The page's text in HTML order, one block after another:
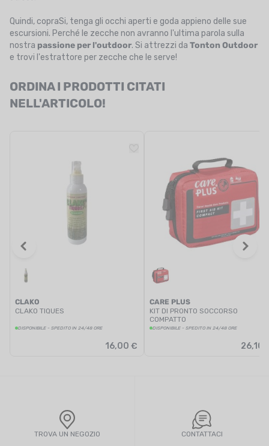
Quindi, copraSi, tenga gli occhi aperti e goda appieno delle sue
escursioni. Perché le zecche non avranno l'ultima parola sulla
nostra passione per l'outdoor. Si attrezzi da Tonton Outdoor
e trovi l'estrattore per zecche che le serve!
ORDINA I PRODOTTI CITATI
NELL'ARTICOLO!
CLAKO
CLAKO TIQUES
DISPONIBILE - SPEDITO IN 24/48 ORE
16,00 €
CARE PLUS
KIT DI PRONTO SOCCORSO
COMPATTO
DISPONIBILE - SPEDITO IN 24/48 ORE
26,10
TROVA UN NEGOZIO CONTATTACI